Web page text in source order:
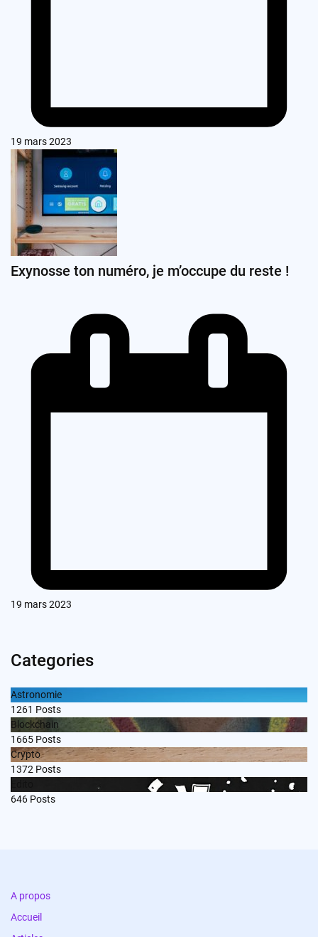
19 mars 2023
Exynosse ton numéro, je m’occupe du reste !
19 mars 2023
Categories
Astronomie
1261 Posts
Blockchain
1665 Posts
Crypto
1372 Posts
646 Posts
A propos
Accueil